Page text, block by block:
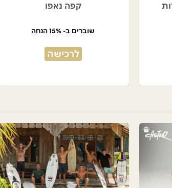
קפה נאפו
שוברים ב- 15% הנחה
לרכישה